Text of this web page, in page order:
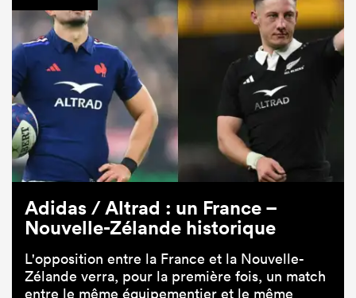
Adidas / Altrad : un France –
Nouvelle-Zélande historique
L'opposition entre la France et la Nouvelle-
Zélande verra, pour la première fois, un match
entre le même équipementier et le même